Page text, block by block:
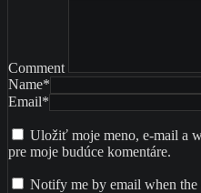
Comment
Name*
Email*
Uložiť moje meno, e-mail a
pre moje budúce komentáre.
Notify me by email when the